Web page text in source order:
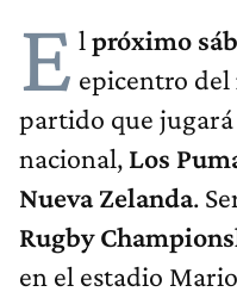
E l próximo
epicentro del
partido que jugará
nacional, Los
Nueva Zelanda.
Rugby
en el estadio